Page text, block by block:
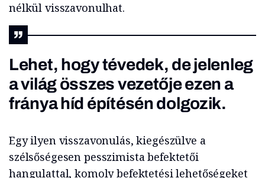
nélkül visszavonulhat.
Lehet, hogy tévedek, de jelenleg
a világ összes vezetője ezen a
fránya híd építésén dolgozik.
Egy ilyen visszavonulás, kiegészülve a
szélsőségesen pesszimista befektetői
hangulattal, komoly befektetési lehetőségeket